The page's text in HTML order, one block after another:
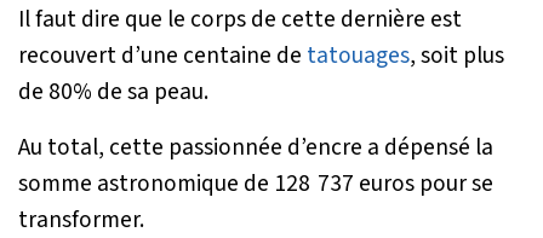
Il faut dire que le corps de cette dernière est
recouvert d’une centaine de tatouages, soit plus
de 80% de sa peau.
Au total, cette passionnée d’encre a dépensé la
somme astronomique de 128 737 euros pour se
transformer.